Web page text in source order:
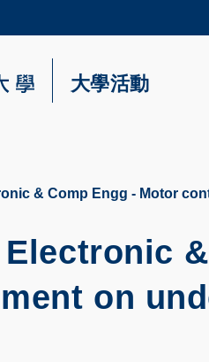
科大新聞
大學活動
& Comp Engg - Motor
on